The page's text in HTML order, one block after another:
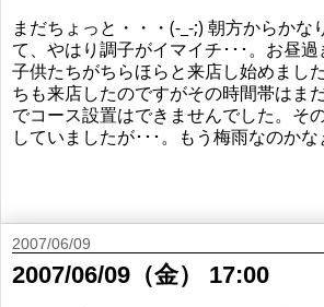
まだちょっと・・・(-_-;) 朝方からかな
て、やはり調子がイマイチ･･･。お昼過
子供たちがちらほらと来店し始めまし
ちも来店したのですがその時間帯はま
でコース設置はできませんでした。そ
していましたが･･･。もう梅雨なのかな
2007/06/09
2007/06/09（金） 17:00